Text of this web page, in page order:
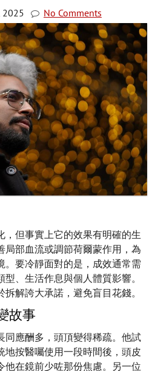
2025 No Comments
，但事實上它的效果有明確的生
局部血流或調節荷爾蒙作用，為
。要冷靜面對的是，成效通常需
、生活作息與個人體質影響。
解誇大承諾，避免盲目花錢。
故事
同應酬多，頭頂變得稀疏。他試
地按醫囑使用一段時間後，頭皮
他在鏡前少咗那份焦慮。另一位